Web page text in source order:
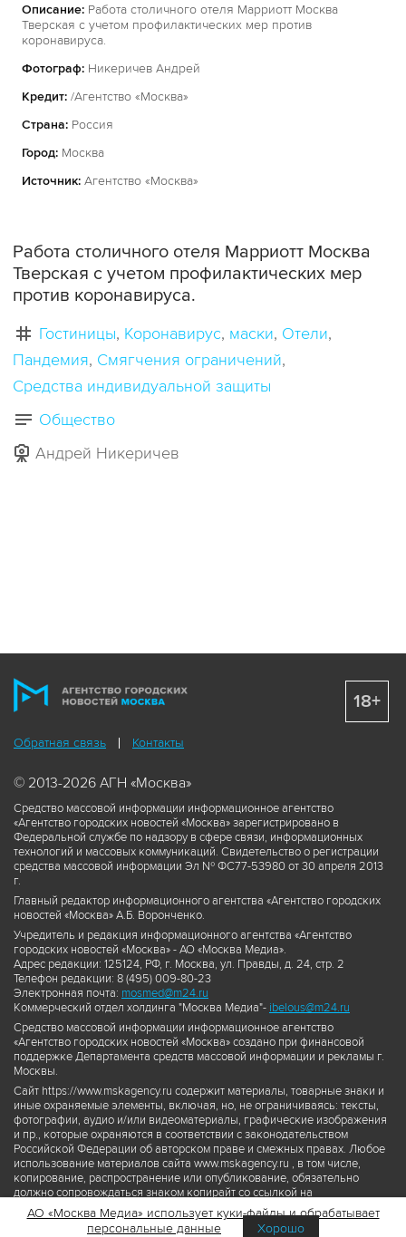
Описание: Работа столичного отеля Марриотт Москва
Тверская с учетом профилактических мер против
коронавируса.
Фотограф: Никеричев Андрей
Кредит: /Агентство «Москва»
Страна: Россия
Город: Москва
Источник: Агентство «Москва»
Работа столичного отеля Марриотт Москва
Тверская с учетом профилактических мер
против коронавируса.
Гостиницы Коронавирус маски Отели
Пандемия Смягчения ограничений
Средства индивидуальной защиты
Общество
Андрей Никеричев
Обратная связь Контакты
© 2013-2026 АГН «Москва»
Средство массовой информации информационное агентство
«Агентство городских новостей «Москва» зарегистрировано в
Федеральной службе по надзору в сфере связи, информационных
технологий и массовых коммуникаций. Свидетельство о регистрации
средства массовой информации Эл № ФС77-53980 от 30 апреля 2013
г.
Главный редактор информационного агентства «Агентство городских
новостей «Москва» А.Б. Воронченко.
Учредитель и редакция информационного агентства «Агентство
городских новостей «Москва» - АО «Москва Медиа».
Адрес редакции: 125124, РФ, г. Москва, ул. Правды, д. 24, стр. 2
Телефон редакции: 8 (495) 009-80-23
Электронная почта: mosmed@m24.ru
Коммерческий отдел холдинга "Москва Медиа"- ibelous@m24.ru
Средство массовой информации информационное агентство
«Агентство городских новостей «Москва» создано при финансовой
поддержке Департамента средств массовой информации и рекламы г.
Москвы.
Сайт https://www.mskagency.ru содержит материалы, товарные знаки и
иные охраняемые элементы, включая, но, не ограничиваясь: тексты,
фотографии, аудио и/или видеоматериалы, графические изображения
и пр., которые охраняются в соответствии с законодательством
Российской Федерации об авторском праве и смежных правах. Любое
использование материалов сайта www.mskagency.ru , в том числе,
копирование, распространение или опубликование, обязательно
должно сопровождаться знаком копирайт со ссылкой на
правообладателя © АО «Москва Медиа», а также гиперссылкой на сайт
www.mskagency.ru как на первоисточник информации. Переработка
18+
АО «Москва Медиа» использует куки-файлы и обрабатывает
персональные данные
Хорошо